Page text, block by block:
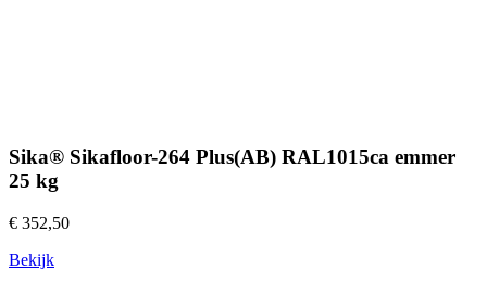
Sika® Sikafloor-264 Plus(AB) RAL1015ca emmer
25 kg
€ 352,50
Bekijk